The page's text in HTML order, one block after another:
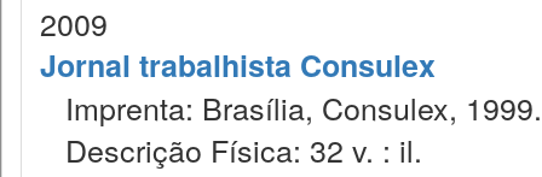
2009
Jornal trabalhista Consulex
Imprenta: Brasília, Consulex, 1999.
Descrição Física: 32 v. : il.